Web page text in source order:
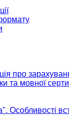
про
та мовної
Особливості